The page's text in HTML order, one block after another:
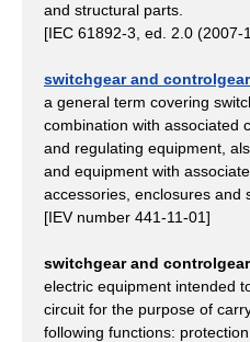
and structural parts.
[IEC 61892-3, ed. 2.0 (2007-
switchgear and controlgear
a general term covering
combination with associated
and regulating equipment,
and equipment with
accessories, enclosures and
[IEV number 441-11-01]
switchgear and controlgear
electric equipment intended
circuit for the purpose of
following functions: